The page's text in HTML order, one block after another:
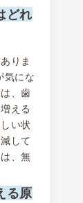
どれ
りま
気にな
、歯
える
い状
して
、無
る原